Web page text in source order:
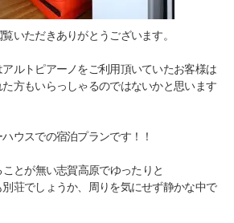
いただきありがとうございます。
ルトピアーノをご利用頂いていたお客様は
方もいらっしゃるのではないかと思います
ウスでの宿泊プランです！！
とが無い志賀高原でゆったりと
荘でしょうか、周りを気にせず静かな中で